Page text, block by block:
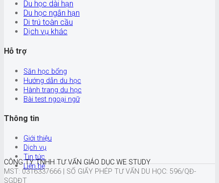
Du học dài hạn
Du học ngắn hạn
Di trú toàn cầu
Dịch vụ khác
Hỗ trợ
Săn học bổng
Hướng dẫn du học
Hành trang du học
Bài test ngoại ngữ
Thông tin
Giới thiệu
Dịch vụ
Tin tức
Liên hệ
CÔNG TY TNHH TƯ VẤN GIÁO DỤC WE STUDY
MST: 0316337666 | SỐ GIẤY PHÉP TƯ VẤN DU HỌC: 596/QĐ-
SGDĐT